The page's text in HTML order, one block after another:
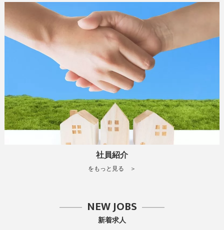
社員紹介
をもっと見る ＞
新着求人
NEW JOBS